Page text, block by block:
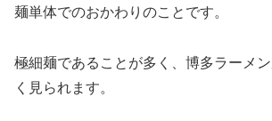
麺単体でのおかわりのことです。
極細麺であることが多く、博多ラーメ
く見られます。